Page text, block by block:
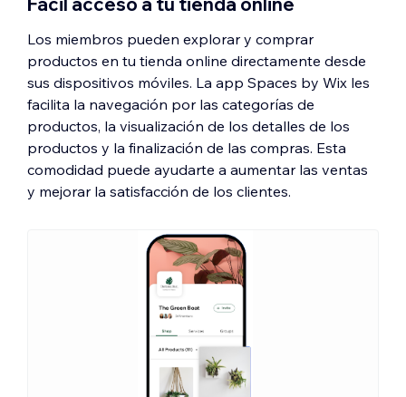
Los miembros pueden explorar y comprar
productos en tu tienda online directamente desde
sus dispositivos móviles. La app Spaces by Wix les
facilita la navegación por las categorías de
productos, la visualización de los detalles de los
productos y la finalización de las compras. Esta
comodidad puede ayudarte a aumentar las ventas
y mejorar la satisfacción de los clientes.